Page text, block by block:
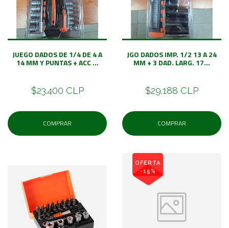
JUEGO DADOS DE 1/4 DE 4 A
14 MM Y PUNTAS + ACC ...
$23.400 CLP
COMPRAR
JGO DADOS IMP. 1/2 13 A 24
MM + 3 DAD. LARG. 17...
$29.188 CLP
COMPRAR
OFERTA
-15%